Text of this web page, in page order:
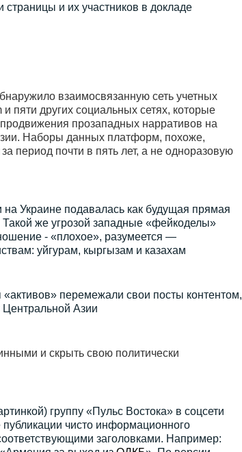
и их участников в докладе
взаимосвязанную сеть учетных
пяти других социальных сетях, которые
прозападных нарративов на
Наборы данных платформ, похоже,
период почти в пять лет, а не одноразовую
Украине подавалась как будущая прямая
Такой же угрозой западные «фейкоделы»
- «плохое», разумеется —
уйгурам, кыргызам и казахам
перемежали свои посты контентом,
Центральной Азии
и скрыть свою политически
группу «Пульс Востока» в соцсети
чисто информационного
заголовками. Например: